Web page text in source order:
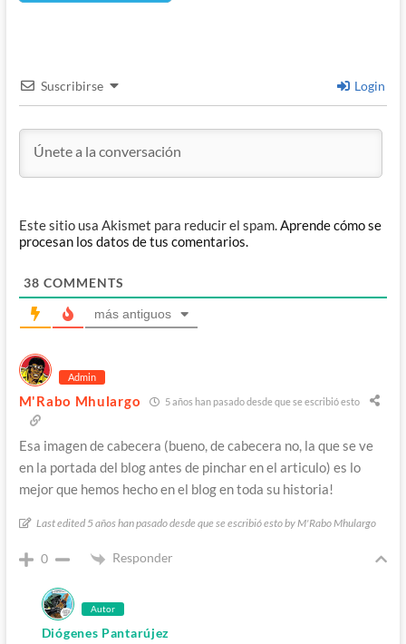
Suscribirse Login
Este sitio usa Akismet para reducir el spam.Aprende cómo se
procesan los datos de tus comentarios.
38 COMMENTS
más antiguos
Admin
M'Rabo Mhulargo 5 años han pasado desde que se escribió esto
Esa imagen de cabecera (bueno, de cabecera no, la que se ve
en la portada del blog antes de pinchar en el articulo) es lo
mejor que hemos hecho en el blog en toda su historia!
Last edited 5 años han pasado desde que se escribió esto by M'Rabo Mhulargo
0 Responder
Autor
Diógenes Pantarújez